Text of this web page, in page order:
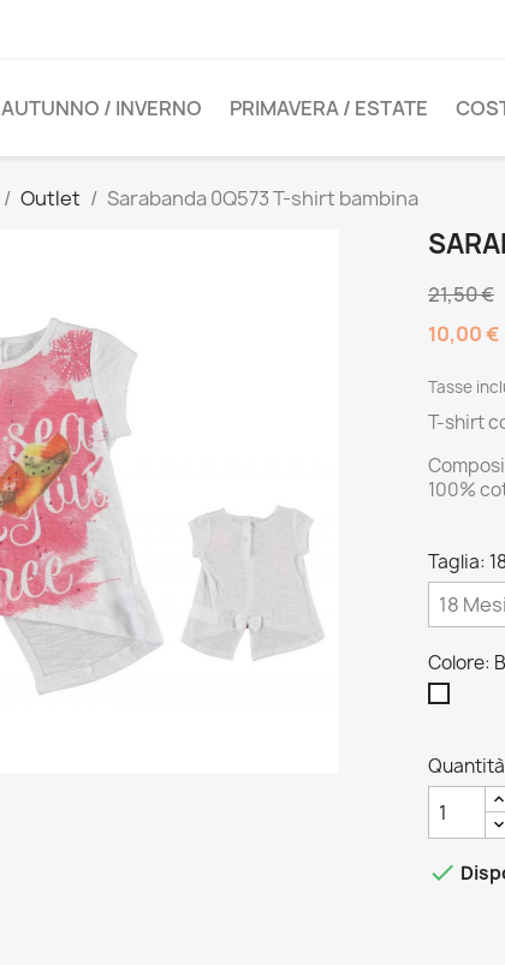
AUTUNNO / INVERNO PRIMAVERA / ESTATE
Outlet Sarabanda 0Q573 T-shirt bambina
21,50 €
10,00 €
Tasse
T-shirt
100%
Taglia:
Colore:
Quantità
